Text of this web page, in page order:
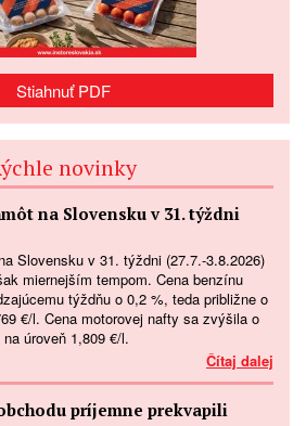
Stiahnuť PDF
novinky
na Slovensku v 31. týždni
Slovensku v 31. týždni (27.7.-3.8.2026)
miernejším tempom. Cena benzínu
týždňu o 0,2 %, teda približne o
€/l. Cena motorovej nafty sa zvýšila o
úroveň 1,809 €/l.
Čítaj dalej
príjemne prekvapili